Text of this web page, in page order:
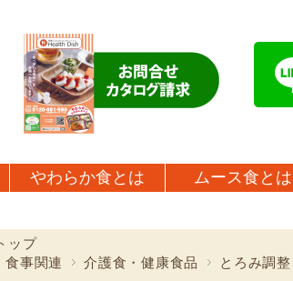
やわらか食とは ムース食とは
ップ
食事関連
介護食・健康食品 とろみ調整